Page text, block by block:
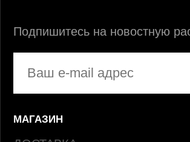
МАГАЗИН
Подпишитесь на новостную